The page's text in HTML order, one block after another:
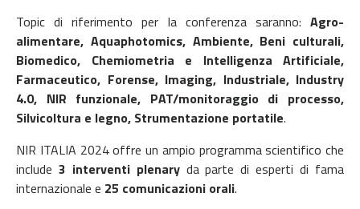
Topic di riferimento per la conferenza saranno: Agro-
alimentare, Aquaphotomics, Ambiente, Beni culturali,
Biomedico, Chemiometria e Intelligenza Artificiale,
Farmaceutico, Forense, Imaging, Industriale, Industry
4.0, NIR funzionale, PAT/monitoraggio di processo,
Silvicoltura e legno, Strumentazione portatile.
NIR ITALIA 2024 offre un ampio programma scientifico che
include 3 interventi plenaryda parte di esperti di fama
internazionale e 25 comunicazioni orali.